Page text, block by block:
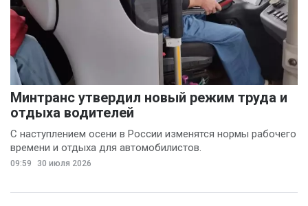
Минтранс утвердил новый режим труда и
отдыха водителей
С наступлением осени в России изменятся нормы рабочего
времени и отдыха для автомобилистов.
09:59 30 июля 2026